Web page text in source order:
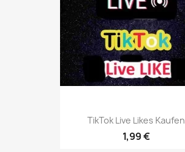
TikTok Live Likes Kaufen
1,99 €